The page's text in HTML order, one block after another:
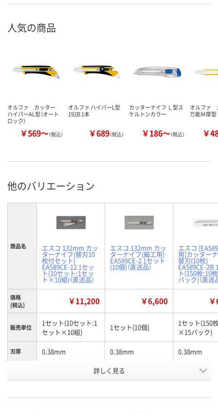
人気の商品
オルファ カッター
ハイパーAL型（オート
ロック）
￥569～（税込）
オルファ ハイパーL型
192B 1本
￥689（税込）
カッターナイフ Ｌ型ス
ケルトンカラー
￥186～（税込）
オルファ
万能Ｍ厚型
￥
他のバリエーション
商品名 エスコ 132mm カッ
ターナイフ(替刃10
枚付セット)
EA589CE-12 1セッ
ト(10セット:1セッ
ト×10組)（直送品）
エスコ 132mm カッ
ターナイフ(細工用)
EA589CE-2 1セット
(10個)（直送品）
エスコ
用]カッター
替刃(10枚)
EA589CE-2B
ト(150枚:10
パック)（直送
価格
(税込)
￥11,200 ￥6,600
販売単位
1セット(10セット:1
セット×10組)
1セット(10個)
1セット(150
×15パック)
刃厚 0.38mm 0.38mm 0.38mm
9mm
詳しく見る